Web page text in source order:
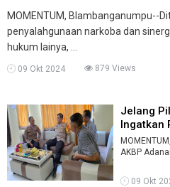
MOMENTUM, Blambanganumpu--
penyalahgunaan narkoba dan
hukum lainya, ...
09 Okt 2024 879 Views
Jelang
Ingatkan
AKBP
setempat,
09 Okt